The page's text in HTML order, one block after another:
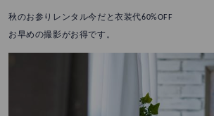
秋のお参りレンタル今だと衣装代60%OFF
お早めの撮影がお得です。